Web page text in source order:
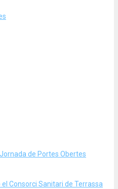
de Portes Obertes
Consorci Sanitari de Terrassa